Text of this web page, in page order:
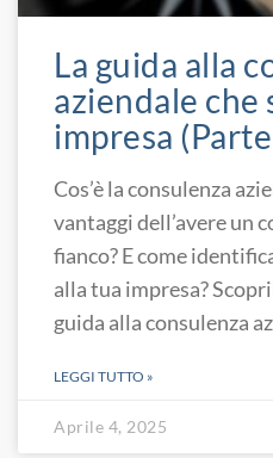
La guida alla
aziendale che
impresa
Cos’è la consulenza
vantaggi dell’avere un
fianco? E come
alla tua impresa?
guida alla consulenza
LEGGI TUTTO »
Aprile 4, 2025